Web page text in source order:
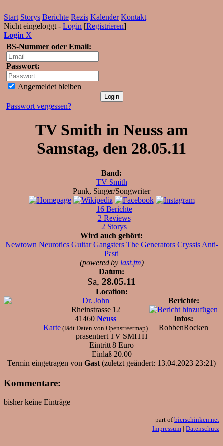
Start Storys Berichte Rezis Kalender Kontakt
Nicht eingeloggt - Login [Registrieren]
Login X
BS-Nummer oder Email:
Passwort:
Angemeldet bleiben
Passwort vergessen?
TV Smith in Neuss am
Samstag, den 28.05.11
Band:
TV Smith
Punk, Singer/Songwriter
16 Berichte
2 Reviews
2 Storys
Wird auch gehört:
Newtown Neurotics Guitar Gangsters The Generators Cryssis Anti-
Pasti
(powered by last.fm)
Datum:
Sa, 28.05.11
Location:
Dr. John
Rheinstrasse 12
41460 Neuss
Karte (lädt Daten von Openstreetmap)
Berichte:
Infos:
RobbenRocken
präsentiert TV SMITH
Eintritt 8 Euro
Einlaß 20.00
Termin eingetragen von Gast (zuletzt geändert: 13.04.2023 23:21)
Kommentare:
bisher keine Einträge
part ofbierschinken.net
Impressum | Datenschutz